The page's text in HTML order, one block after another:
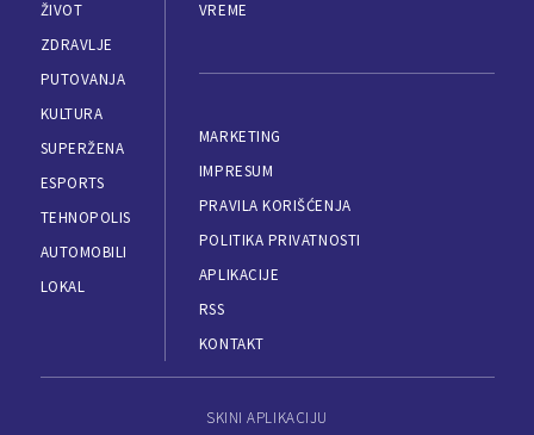
ŽIVOT
ZDRAVLJE
PUTOVANJA
KULTURA
SUPERŽENA
ESPORTS
TEHNOPOLIS
AUTOMOBILI
LOKAL
VREME
MARKETING
IMPRESUM
PRAVILA KORIŠĆENJA
POLITIKA PRIVATNOSTI
APLIKACIJE
RSS
KONTAKT
SKINI APLIKACIJU